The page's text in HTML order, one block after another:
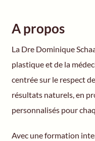
A propos
La Dre Dominique
plastique et de la
centrée sur le respect
résultats naturels, en
personnalisés pour
Avec une formation